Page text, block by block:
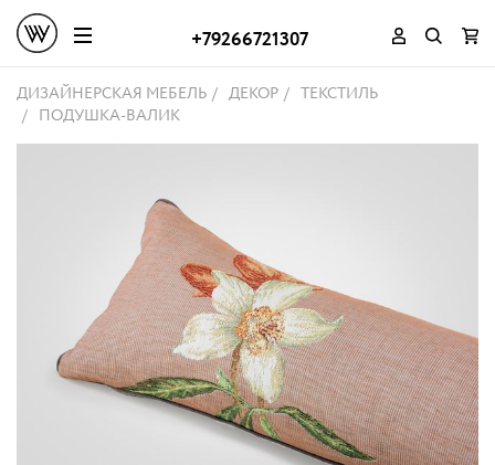
+79266721307
ДИЗАЙНЕРСКАЯ МЕБЕЛЬ ДЕКОР
ТЕКСТИЛЬ
ПОДУШКА-ВАЛИК